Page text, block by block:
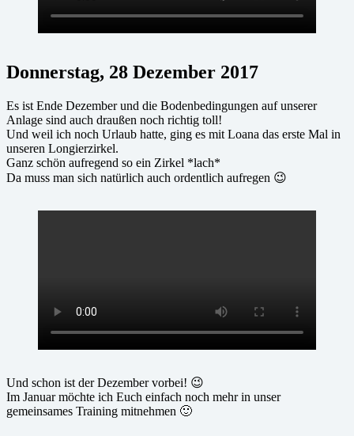
Donnerstag, 28 Dezember 2017
Es ist Ende Dezember und die Bodenbedingungen auf unserer
Anlage sind auch draußen noch richtig toll!
Und weil ich noch Urlaub hatte, ging es mit Loana das erste Mal in
unseren Longierzirkel.
Ganz schön aufregend so ein Zirkel *lach*
Da muss man sich natürlich auch ordentlich aufregen 😉
Und schon ist der Dezember vorbei! 😉
Im Januar möchte ich Euch einfach noch mehr in unser
gemeinsames Training mitnehmen 🙂